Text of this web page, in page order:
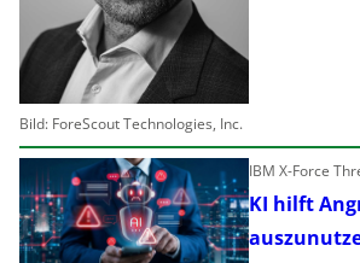
s
t
e
Bild: ForeScout Technologies, Inc.
r
n
IBM X-Force
KI hilft